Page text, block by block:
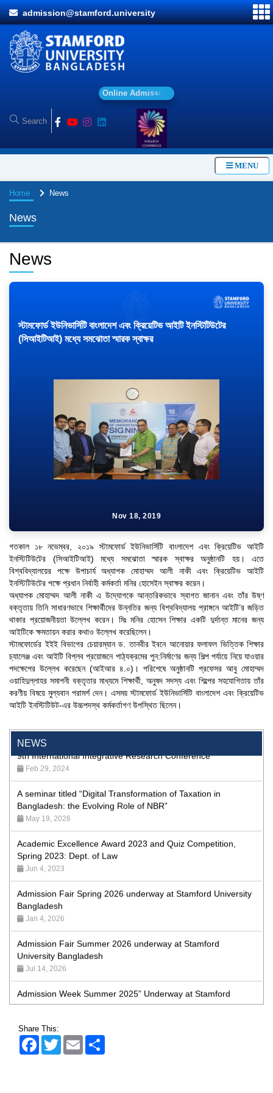
admission@stamford.university
Onl ine Ad missi
MENU
Home News
News
NEWS
"Professional Orientation" course of Batch 72 in the BBA
Program
Jan 26, 2024
'রাজু বিতর্ক অঙ্গন' প্রতিযোগিতায় চ্যাম্পিয়ন স্টামফোর্ড ইউনিভার্সিটি
Aug 20, 2023
24th Dhaka International Film Festival Begins Today,
Screenings Held at Stamford University Bangladesh
9th International Integrative Research Conference
Feb 29, 2024
A seminar titled “Digital Transformation of Taxation in
Bangladesh: the Evolving Role of NBR”
May 19, 2026
Academic Excellence Award 2023 and Quiz Competition,
Spring 2023: Dept. of Law
Jun 4, 2023
Admission Fair Spring 2026 underway at Stamford University
Bangladesh
Jan 4, 2026
Admission Fair Summer 2026 underway at Stamford
University Bangladesh
Jul 14, 2026
Admission Week Summer 2025” Underway at Stamford
University Bangladesh
Jun 19, 2025
BUBT Vice-Chancellor Pays Courtesy Call on Stamford VC
Jun 11, 2026
Share This:
FacebookTwitter Email
News
স্টামফোর্ড ইউনিভার্সিটি বাংলাদেশ এবং ক্রিয়েটিভ আইটি ইনস্টিটিউটের
(সিআইটিআই) মধ্যে সমঝোতা স্মারক স্বাক্ষর
Nov 18, 2019
গতকাল ১৮ নভেম্বর, ২০১৯ স্টামফোর্ড ইউনিভার্সিটি বাংলাদেশ এবং ক্রিয়েটিভ আইটি
ইনস্টিটিউটের (সিআইটিআই) মধ্যে সমঝোতা স্মারক স্বাক্ষর অনুষ্ঠানটি হয়। এতে
বিশ্ববিদ্যালয়ের পক্ষে উপাচার্য অধ্যাপক মোহাম্মদ আলী নাকী এবং ক্রিয়েটিভ আইটি
ইনস্টিটিউটের পক্ষে প্রধান নির্বাহী কর্মকর্তা মনির হোসেইন স্বাক্ষর করেন।
অধ্যাপক মোহাম্মদ আলী নাকী এ উদ্যোগকে আন্তরিকভাবে স্বাগত জানান এবং তাঁর উষ্ণ
বক্তৃতায় তিনি সাধারণভাবে শিক্ষার্থীদের উন্নতির জন্য বিশ্ববিদ্যালয় প্রাঙ্গনে আইটি’র জড়িত
থাকার প্রয়োজনীয়তা উল্লেখ করেন। মিঃ মনির হোসেন শিক্ষার একটি দুর্দান্ত মানের জন্য
আইটিকে ক্ষমতায়ন করার কথাও উল্লেখ করেছিলেন।
স্টামফোর্ডের ইইই বিভাগের চেয়ারম্যান ড. তানবীর ইবনে আনোয়ার ফলাফল ভিত্তিক শিক্ষার
চ্যালেঞ্জ এবং আইটি বিপ্লব প্রয়োজনে পাঠ্যক্রমের পুন:নির্মাণের জন্য শিল্প পর্যায়ে নিয়ে যাওয়ার
পদক্ষেপের উল্লেখ করেছেন (আইআর ৪.০)। পরিশেষে অনুষ্ঠানটি প্রফেসর আবু মোহাম্মদ
ওয়াহিদুল্লাহর সমাপনী বক্তৃতার মাধ্যমে শিক্ষার্থী, অনুষদ সদস্য এবং শিল্পের সহযোগিতায় তাঁর
করণীয় বিষয়ে মুল্যবান পরামর্শ দেন। এসময় স্টামফোর্ড ইউনিভার্সিটি বাংলাদেশ এবং ক্রিয়েটিভ
আইটি ইনস্টিটিউট-এর উচ্চপদস্থ কর্মকর্তাগণ উপস্থিত ছিলেন।